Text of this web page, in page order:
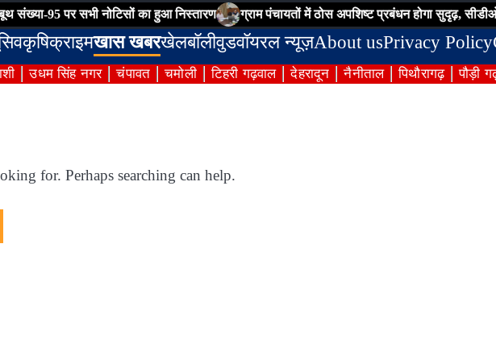
95 पर सभी नोटिसों का हुआ निस्तारण ग्राम पंचायतों में ठोस अपशिष्ट प्रबंधन होगा सुदृढ़, सीडीओ ने
कृषिक्राइमखास खबरखेलबॉलीवुडवॉयरल न्यूज़About usPrivacy Policy
उधम सिंह नगर चंपावत चमोली टिहरी गढ़वाल देहरादून नैनीताल पिथौरागढ़ पौड़ी
for. Perhaps searching can help.